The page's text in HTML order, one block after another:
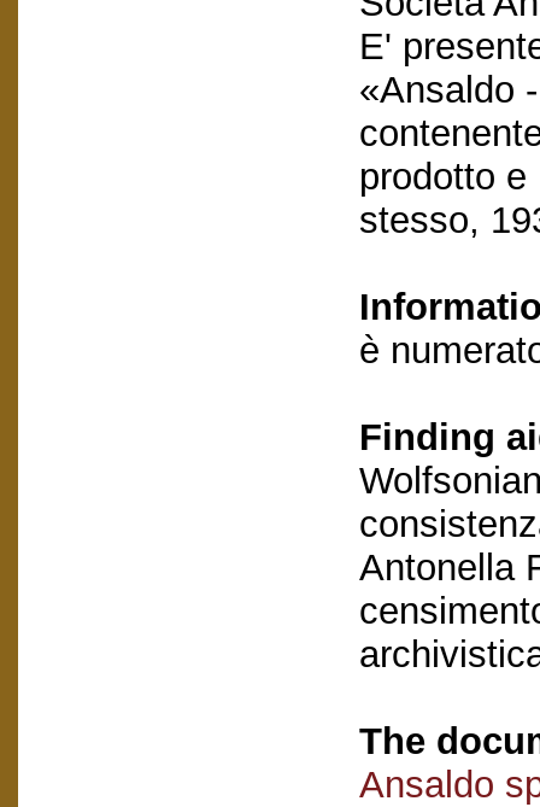
E'
«Ansaldo
prodotto
stesso,
è
Finding
Antonella
The
Ansaldo